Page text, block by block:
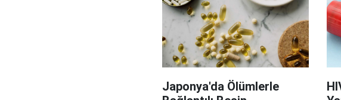
Japonya'da Ölümlerle